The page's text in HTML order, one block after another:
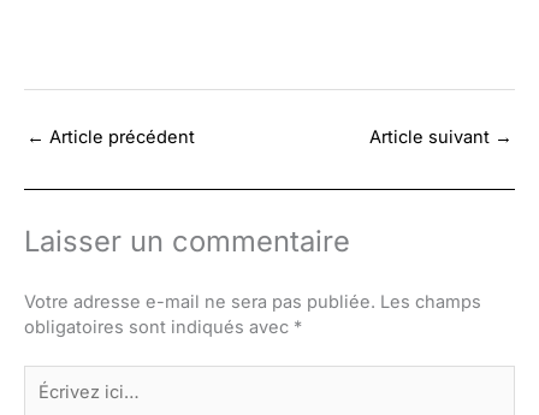
← Article précédent Article suivant →
Laisser un commentaire
Votre adresse e-mail ne sera pas publiée. Les champs
obligatoires sont indiqués avec *
Écrivez
ici…